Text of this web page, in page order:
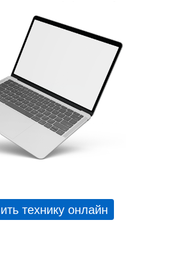
технику онлайн